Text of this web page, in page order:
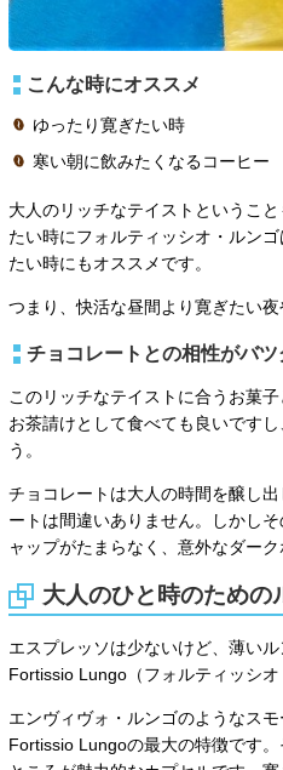
こんな時にオススメ
ゆったり寛ぎたい時
寒い朝に飲みたくなるコーヒー
大人のリッチなテイストというこ
たい時にフォルティッシオ・ルン
たい時にもオススメです。
つまり、快活な昼間より寛ぎたい
チョコレートとの相性がバツ
このリッチなテイストに合うお菓
お茶請けとして食べても良いです
う。
チョコレートは大人の時間を醸し
ートは間違いありません。しかし
ャップがたまらなく、意外なダーク
大人のひと時のための
エスプレッソは少ないけど、薄い
Fortissio Lungo（フォルティッシオ
エンヴィヴォ・ルンゴのようなス
Fortissio Lungoの最大の特徴です